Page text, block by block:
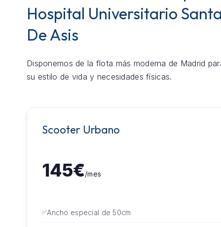
Hospital Universitario
De Asis
Disponemos de la flota más moderna de Madrid
su estilo de vida y necesidades físicas.
Scooter Urbano
145€/mes
Ancho especial de 50cm